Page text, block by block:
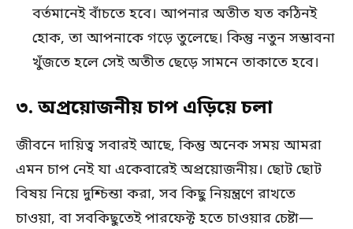
বর্তমানেই বাঁচতে হবে। আপনার অতীত যত কঠিনই
হোক, তা আপনাকে গড়ে তুলেছে। কিন্তু নতুন সম্ভাবনা
খুঁজতে হলে সেই অতীত ছেড়ে সামনে তাকাতে হবে।
৩. অপ্রয়োজনীয় চাপ এড়িয়ে চলা
জীবনে দায়িত্ব সবারই আছে, কিন্তু অনেক সময় আমরা
এমন চাপ নেই যা একেবারেই অপ্রয়োজনীয়। ছোট ছোট
বিষয় নিয়ে দুশ্চিন্তা করা, সব কিছু নিয়ন্ত্রণে রাখতে
চাওয়া, বা সবকিছুতেই পারফেক্ট হতে চাওয়ার চেষ্টা—